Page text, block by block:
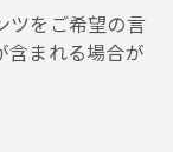
ツをご希望の言
含まれる場合が